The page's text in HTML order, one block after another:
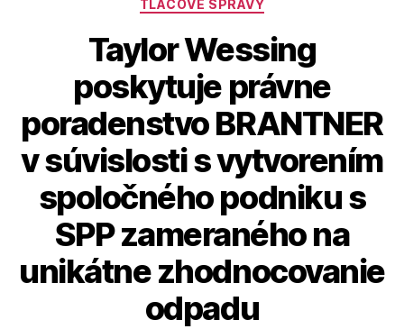
TLAČOVÉ SPRÁVY
Taylor Wessing
poskytuje právne
poradenstvo BRANTNER
v súvislosti s vytvorením
spoločného podniku s
SPP zameraného na
unikátne zhodnocovanie
odpadu